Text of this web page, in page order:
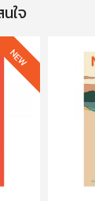
ใจ
NEW